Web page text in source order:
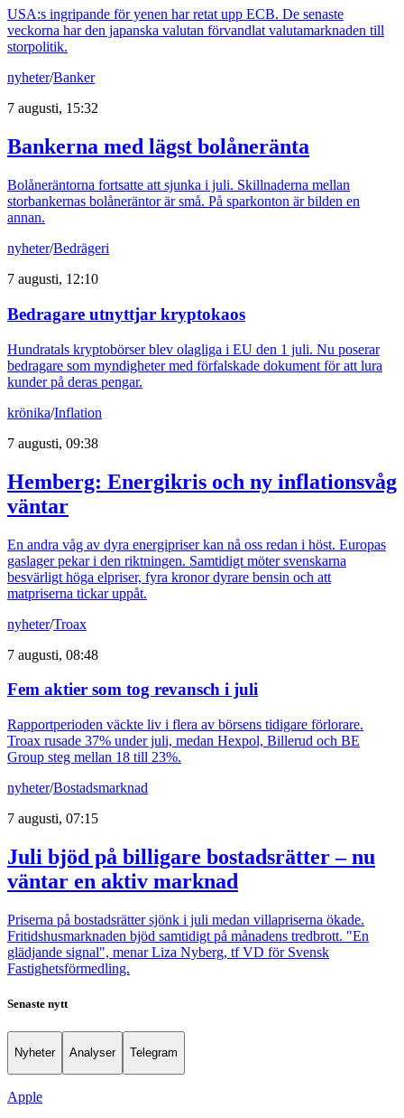
USA:s ingripande för yenen har retat upp ECB. De senaste
veckorna har den japanska valutan förvandlat valutamarknaden till
storpolitik.
nyheter/Banker
7 augusti, 15:32
Bankerna med lägst bolåneränta
Bolåneräntorna fortsatte att sjunka i juli. Skillnaderna mellan
storbankernas bolåneräntor är små. På sparkonton är bilden en
annan.
nyheter/Bedrägeri
7 augusti, 12:10
Bedragare utnyttjar kryptokaos
Hundratals kryptobörser blev olagliga i EU den 1 juli. Nu poserar
bedragare som myndigheter med förfalskade dokument för att lura
kunder på deras pengar.
krönika/Inflation
7 augusti, 09:38
Hemberg: Energikris och ny inflationsvåg
väntar
En andra våg av dyra energipriser kan nå oss redan i höst. Europas
gaslager pekar i den riktningen. Samtidigt möter svenskarna
besvärligt höga elpriser, fyra kronor dyrare bensin och att
matpriserna tickar uppåt.
nyheter/Troax
7 augusti, 08:48
Fem aktier som tog revansch i juli
Rapportperioden väckte liv i flera av börsens tidigare förlorare.
Troax rusade 37% under juli, medan Hexpol, Billerud och BE
Group steg mellan 18 till 23%.
nyheter/Bostadsmarknad
7 augusti, 07:15
Juli bjöd på billigare bostadsrätter – nu
väntar en aktiv marknad
Priserna på bostadsrätter sjönk i juli medan villapriserna ökade.
Fritidshusmarknaden bjöd samtidigt på månadens tredbrott. "En
glädjande signal", menar Liza Nyberg, tf VD för Svensk
Fastighetsförmedling.
Senaste nytt
Nyheter Analyser Telegram
Apple